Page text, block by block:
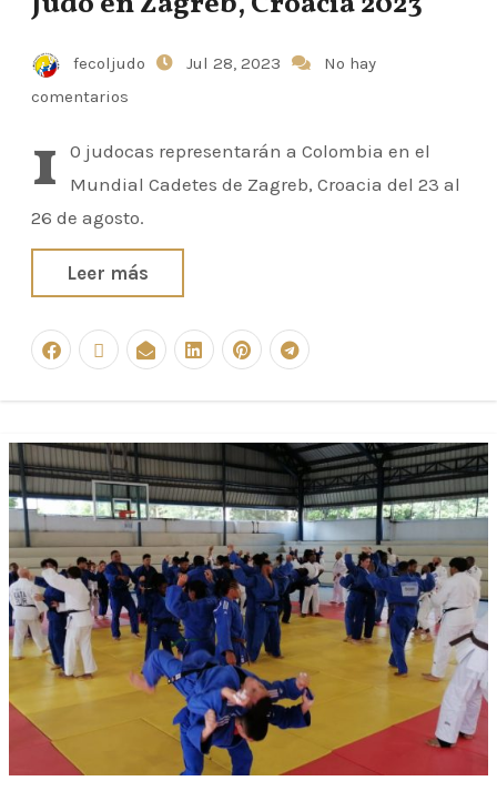
fecoljudo Jul 28, 2023
No hay
comentarios
1
0 judocas representarán a Colombia en el
Mundial Cadetes de Zagreb, Croacia del 23 al
26 de agosto.
Leer más